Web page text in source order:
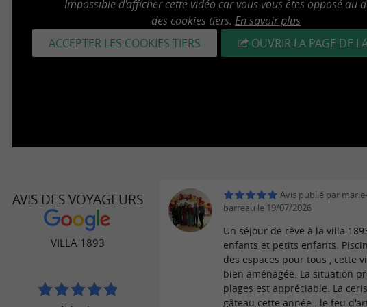
Impossible d'afficher cette vidéo car vous vous êtes opposé au
des cookies tiers. En savoir plus
ACCEPTER LES COOKIES TIERS
OUVRIR LA PAGE DE
AVIS DES VOYAGEURS
VILLA 1893
Avis publié par
barreau le 19/07/2026
Un séjour de rêve à la villa
enfants et petits enfants.
des espaces pour tous , cette
bien aménagée. La situation
plages est appréciable. La
gâteau cette année : le feu